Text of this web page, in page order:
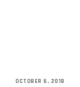
OCTOBER 6, 2018